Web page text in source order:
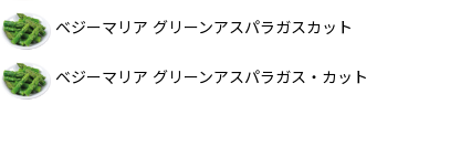
ベジーマリア グリーンアスパラガスカット
ベジーマリア グリーンアスパラガス・カット